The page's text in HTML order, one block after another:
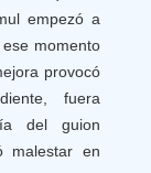
empezó a
momento
provocó
fuera
del guion
malestar en